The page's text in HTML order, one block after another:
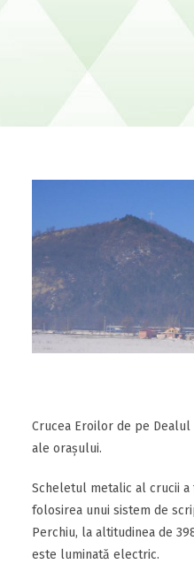
Crucea Eroilor de pe
ale orașului.
Scheletul metalic al crucii
folosirea unui sistem de
Perchiu, la altitudinea de
este luminată electric.